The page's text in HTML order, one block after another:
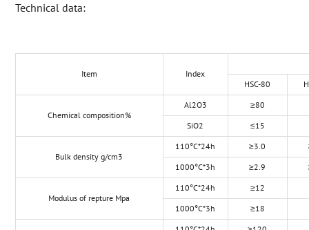
Technical data:
Item
Index
HSC-80
Chemical composition%
Al2O3
≥80
SiO2
≤15
Bulk density g/cm3
110°C*24h ≥3.0
1000°C*3h
≥2.9
Modulus of repture Mpa
110°C*24h
≥12
1000°C*3h
≥18